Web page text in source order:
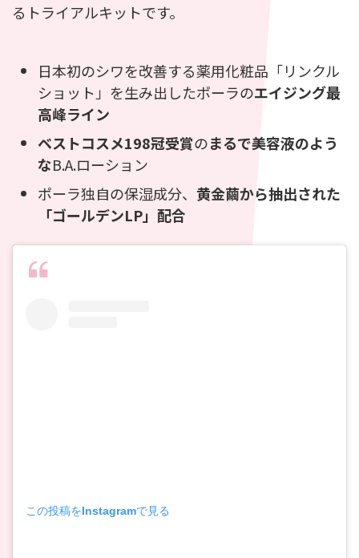
るトライアルキットです。
日本初のシワを改善する薬用化粧品「リンクル
ショット」を生み出したポーラのエイジング最
高峰ライン
ベストコスメ198冠受賞のまるで美容液のよう
なB.A.ローション
ポーラ独自の保湿成分、 黄金繭から抽出された
「ゴールデンLP」配合
この投稿をInstagramで見る